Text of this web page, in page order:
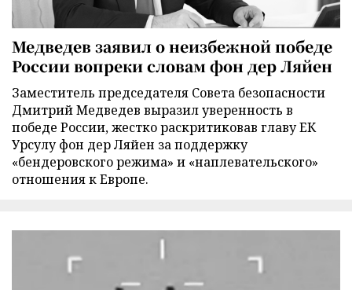
Медведев заявил о неизбежной победе
России вопреки словам фон дер Ляйен
Заместитель председателя Совета безопасности
Дмитрий Медведев выразил уверенность в
победе России, жестко раскритиковав главу ЕК
Урсулу фон дер Ляйен за поддержку
«бендеровского режима» и «наплевательского»
отношения к Европе.